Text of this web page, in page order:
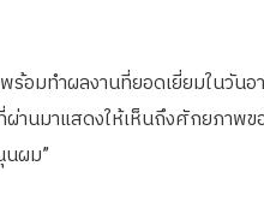
พร้อมทำผลงานที่ยอดเยี่ยมใน
นมาแสดงให้เห็นถึงศักยภาพขอ
ผม”